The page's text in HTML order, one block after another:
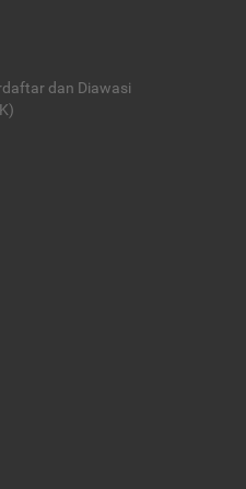
dan Diawasi